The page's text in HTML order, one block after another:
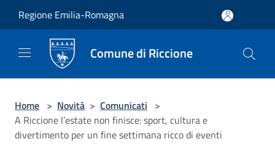
Regione Emilia-Romagna
Comune di Riccione
Home > Novità > Comunicati >
A Riccione l’estate non finisce: sport, cultura e
divertimento per un fine settimana ricco di eventi